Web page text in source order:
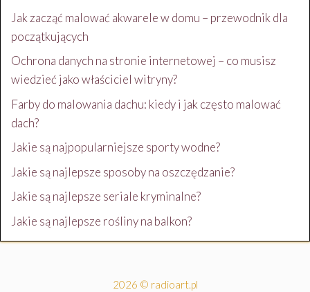
Jak zacząć malować akwarele w domu – przewodnik dla
początkujących
Ochrona danych na stronie internetowej – co musisz
wiedzieć jako właściciel witryny?
Farby do malowania dachu: kiedy i jak często malować
dach?
Jakie są najpopularniejsze sporty wodne?
Jakie są najlepsze sposoby na oszczędzanie?
Jakie są najlepsze seriale kryminalne?
Jakie są najlepsze rośliny na balkon?
2026 © radioart.pl